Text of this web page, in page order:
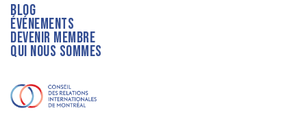
Blog
événements
devenir membre
qui nous sommes